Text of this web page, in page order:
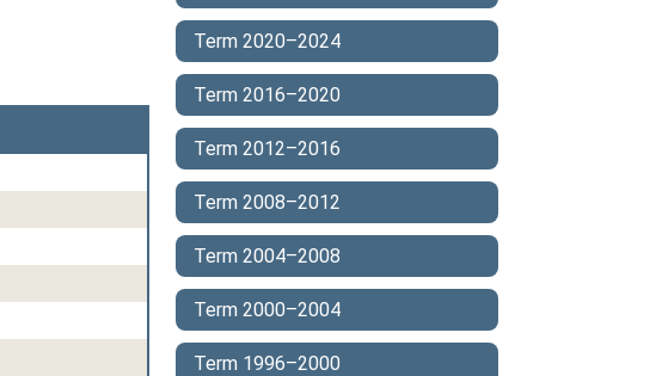
Term 2020–2024
Term 2016–2020
Term 2012–2016
Term 2008–2012
Term 2004–2008
Term 2000–2004
Term 1996–2000